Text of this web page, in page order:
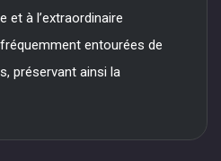
et à l’extraordinaire
entourées de
préservant ainsi la